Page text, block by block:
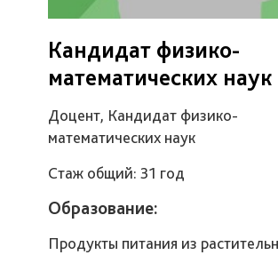
Кандидат физико-
математических наук
Доцент, Кандидат физико-
математических наук
Стаж общий: 31 год
Образование:
Продукты питания из